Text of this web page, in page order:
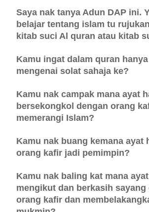
Saya nak tanya Adun DAP ini.
belajar tentang islam tu
kitab suci Al quran atau kitab
Kamu ingat dalam quran
mengenai solat sahaja ke?
Kamu nak campak mana ayat
bersekongkol dengan orang
memerangi Islam?
Kamu nak buang kemana ayat
orang kafir jadi pemimpin?
Kamu nak baling kat mana
mengikut dan berkasih sayang
orang kafir dan